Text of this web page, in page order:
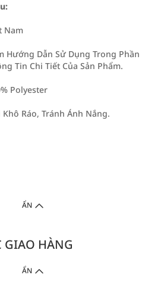
Nam
Hướng Dẫn Sử Dụng Trong Phần
Tin Chi Tiết Của Sản Phẩm.
Polyester
Khô Ráo, Tránh Ánh Nắng.
ẨN
GIAO HÀNG
ẨN